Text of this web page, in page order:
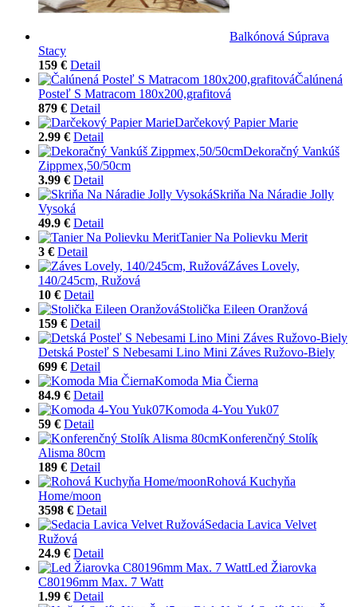
Balkónová Súprava
Stacy
159 € Detail
Čalúnená
Posteľ S Matracom 180x200,grafitová
879 € Detail
Darčekový Papier Marie
2.99 € Detail
Dekoračný Vankúš
Zippmex,50/50cm
3.99 € Detail
Skriňa Na Náradie Jolly
Vysoká
49.9 € Detail
Tanier Na Polievku Merit
3 € Detail
Záves Lovely,
140/245cm, Ružová
10 € Detail
Stolička Eileen Oranžová
159 € Detail
Detská Posteľ S Nebesami Lino Mini Záves Ružovo-Biely
699 € Detail
Komoda Mia Čierna
84.9 € Detail
Komoda 4-You Yuk07
59 € Detail
Konferenčný Stolík
Alisma 80cm
189 € Detail
Rohová Kuchyňa
Home/moon
3598 € Detail
Sedacia Lavica Velvet
Ružová
24.9 € Detail
Led Žiarovka
C80196mm Max. 7 Watt
1.99 € Detail